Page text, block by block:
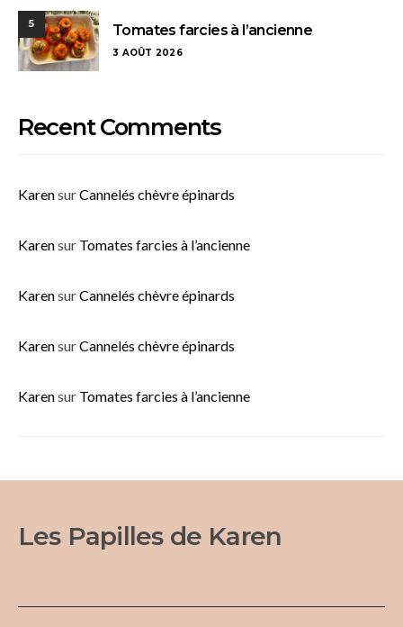
5 Tomates farcies à l’ancienne
3 AOÛT 2026
Recent Comments
KarensurCannelés chèvre épinards
Karensur Tomates farcies à l’ancienne
KarensurCannelés chèvre épinards
KarensurCannelés chèvre épinards
Karensur Tomates farcies à l’ancienne
Les Papilles de Karen